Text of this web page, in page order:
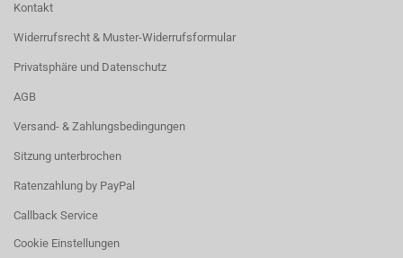
Kontakt
Widerrufsrecht & Muster-Widerrufsformular
Privatsphäre und Datenschutz
AGB
Versand- & Zahlungsbedingungen
Sitzung unterbrochen
Ratenzahlung by PayPal
Callback Service
Cookie Einstellungen